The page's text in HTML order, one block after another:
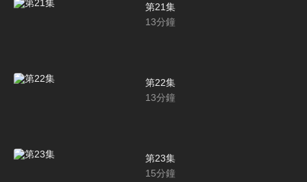
第21集
13分鐘
第22集
13分鐘
第23集
15分鐘